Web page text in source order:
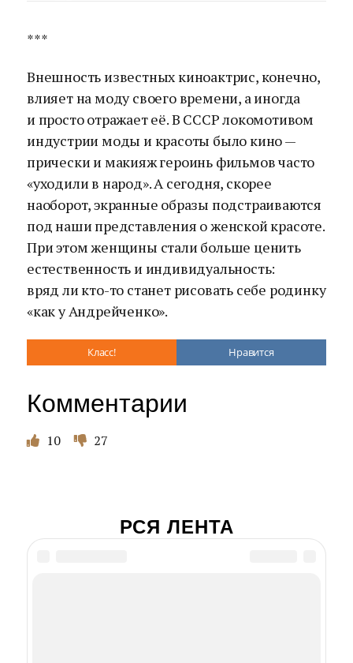
***
Внешность известных киноактрис, конечно,
влияет на моду своего времени, а иногда
и просто отражает её. В СССР локомотивом
индустрии моды и красоты было кино —
прически и макияж героинь фильмов часто
«уходили в народ». А сегодня, скорее
наоборот, экранные образы подстраиваются
под наши представления о женской красоте.
При этом женщины стали больше ценить
естественность и индивидуальность:
вряд ли кто-то станет рисовать себе родинку
«как у Андрейченко».
Класс! Нравится
Комментарии
10 27
РСЯ ЛЕНТА